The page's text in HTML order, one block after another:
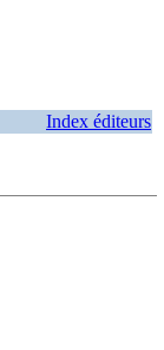
Index éditeurs